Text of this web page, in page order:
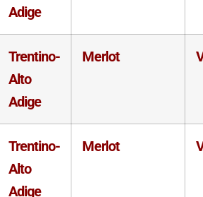
Adige
Trentino-
Alto
Adige
Merlot
Trentino-
Alto
Adige
Merlot